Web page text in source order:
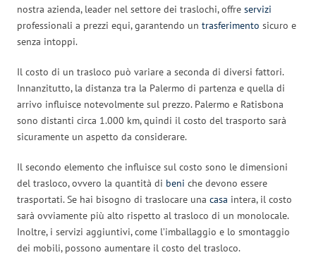
nostra azienda, leader nel settore dei traslochi, offre servizi
professionali a prezzi equi, garantendo un trasferimento sicuro e
senza intoppi.
Il costo di un trasloco può variare a seconda di diversi fattori.
Innanzitutto, la distanza tra la Palermo di partenza e quella di
arrivo influisce notevolmente sul prezzo. Palermo e Ratisbona
sono distanti circa 1.000 km, quindi il costo del trasporto sarà
sicuramente un aspetto da considerare.
Il secondo elemento che influisce sul costo sono le dimensioni
del trasloco, ovvero la quantità di beni che devono essere
trasportati. Se hai bisogno di traslocare una casa intera, il costo
sarà ovviamente più alto rispetto al trasloco di un monolocale.
Inoltre, i servizi aggiuntivi, come l’imballaggio e lo smontaggio
dei mobili, possono aumentare il costo del trasloco.